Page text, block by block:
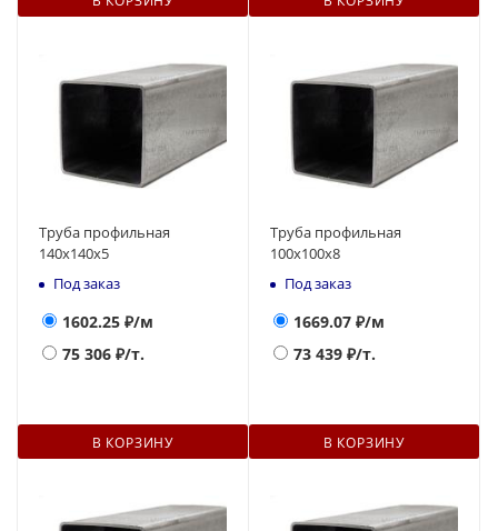
Труба профильная
140х140x5
Под заказ
1602.25 ₽/м
75 306 ₽/т.
В КОРЗИНУ
Труба профильная
100х100х8
Под заказ
1669.07 ₽/м
73 439 ₽/т.
В КОРЗИНУ